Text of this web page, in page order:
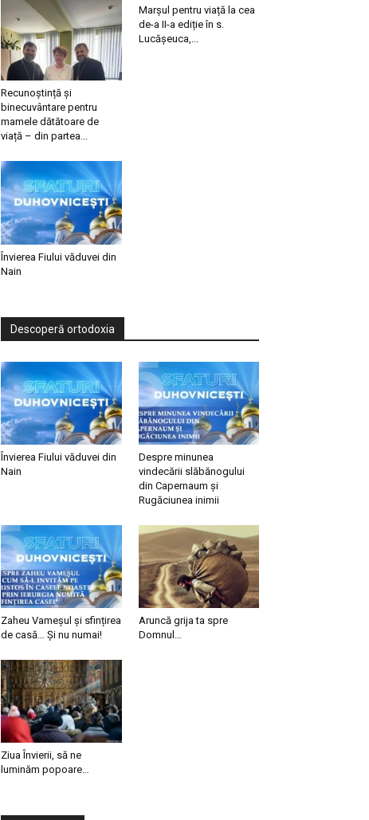
Recunoștință și
binecuvântare pentru
mamele dătătoare de
viață – din partea...
Marșul pentru viață la cea
de-a II-a ediție în s.
Lucășeuca,...
Învierea Fiului văduvei din
Nain
Descoperă ortodoxia
Învierea Fiului văduvei din
Nain
Despre minunea
vindecării slăbănogului
din Capernaum și
Rugăciunea inimii
Zaheu Vameșul și sfințirea
de casă… Și nu numai!
Aruncă grija ta spre
Domnul…
Ziua Învierii, să ne
luminăm popoare…